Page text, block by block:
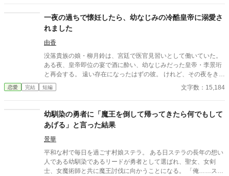
一夜の過ちで懐妊したら、幼なじみの冷酷皇帝に溺愛さ
れました
由香
没落貴族の娘・柳月鈴は、宮廷で医官見習いとして働いていた。
ある夜、皇帝即位の宴で酒に酔い、幼なじみだった皇帝・李景珩
と再会する。 遠い存在になったはずの彼。 けれど、その夜をきっ
かけに月鈴の運命は大きく動き出す。 冷酷と恐れられる皇帝が、
なぜか彼女だけには甘すぎて――。
恋愛 完結 短編 文字数：15,184
幼馴染の勇者に「魔王を倒して帰ってきたら何でもして
あげる」と言った結果
景華
平和な村で毎日を過ごす村娘ステラ。 ある日ステラの長年の想い
人である幼馴染であるリードが勇者として選ばれ、聖女、女剣
士、女魔術師と共に魔王討伐に向かうことになる。 「俺……ステ